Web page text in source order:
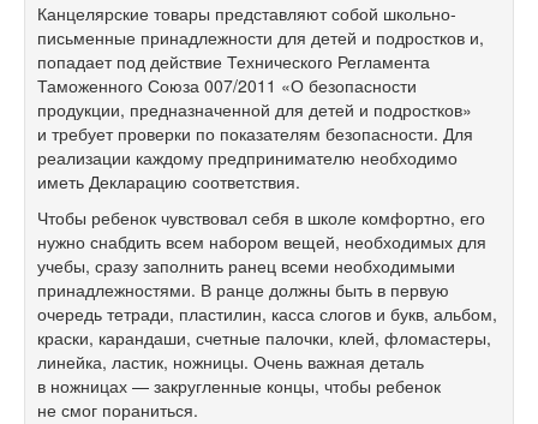
Канцелярские товары представляют собой школьно-
письменные принадлежности для детей и подростков и,
попадает под действие Технического Регламента
Таможенного Союза 007/2011 «О безопасности
продукции, предназначенной для детей и подростков»
и требует проверки по показателям безопасности. Для
реализации каждому предпринимателю необходимо
иметь Декларацию соответствия.
Чтобы ребенок чувствовал себя в школе комфортно, его
нужно снабдить всем набором вещей, необходимых для
учебы, сразу заполнить ранец всеми необходимыми
принадлежностями. В ранце должны быть в первую
очередь тетради, пластилин, касса слогов и букв, альбом,
краски, карандаши, счетные палочки, клей, фломастеры,
линейка, ластик, ножницы. Очень важная деталь
в ножницах — закругленные концы, чтобы ребенок
не смог пораниться.